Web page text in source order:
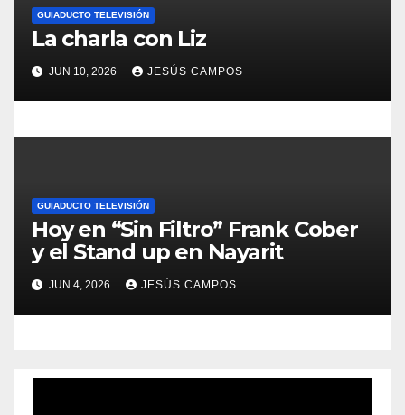
a
s
GUIADUCTO TELEVISIÓN
La charla con Liz
JUN 10, 2026 JESÚS CAMPOS
GUIADUCTO TELEVISIÓN
Hoy en “Sin Filtro” Frank Cober
y el Stand up en Nayarit
JUN 4, 2026 JESÚS CAMPOS